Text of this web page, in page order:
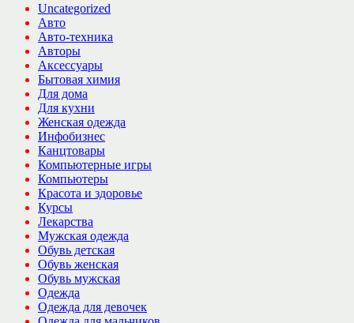
Uncategorized
Авто
Авто-техника
Авторы
Аксессуары
Бытовая химия
Для дома
Для кухни
Женская одежда
Инфобизнес
Канцтовары
Компьютерные игры
Компьютеры
Красота и здоровье
Курсы
Лекарства
Мужская одежда
Обувь детская
Обувь женская
Обувь мужская
Одежда
Одежда для девочек